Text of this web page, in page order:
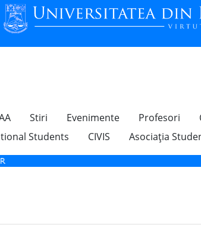
Stiri Evenimente Profesori
Students CIVIS Asociația